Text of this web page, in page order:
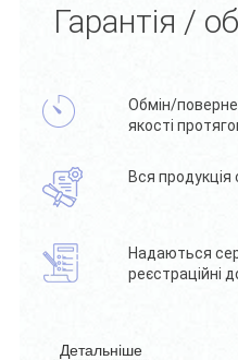
Гарантія /
Обмін/
якості
Вся продукція
Надаються
реєстраційні
Детальніше